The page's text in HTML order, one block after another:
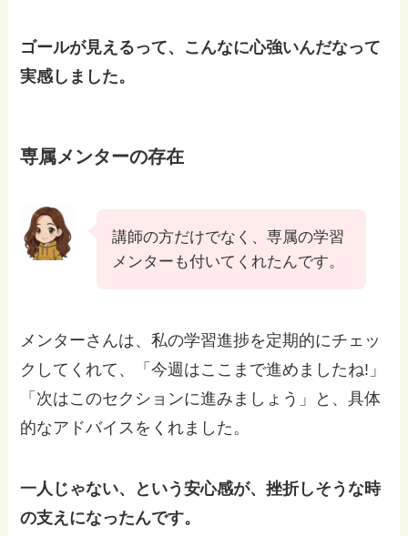
ゴールが見えるって、こんなに心強いんだなって
実感しました。
専属メンターの存在
講師の方だけでなく、専属の学習
メンターも付いてくれたんです。
メンターさんは、私の学習進捗を定期的にチェッ
クしてくれて、「今週はここまで進めましたね!」
「次はこのセクションに進みましょう」と、具体
的なアドバイスをくれました。
一人じゃない、という安心感が、挫折しそうな時
の支えになったんです。